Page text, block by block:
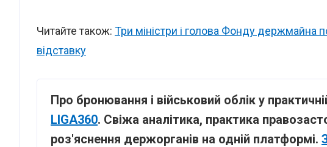
Читайте також: Три міністри і голова Фонду держмайна
відставку
Про бронювання і військовий облік у
LIGA360. Свіжа аналітика, практика
роз'яснення держорганів на одній платформі.